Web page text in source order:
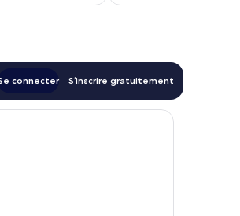
connecter S’inscrire gratuitement